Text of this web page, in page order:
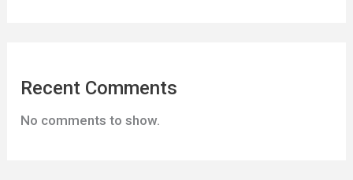
Recent Comments
No comments to show.